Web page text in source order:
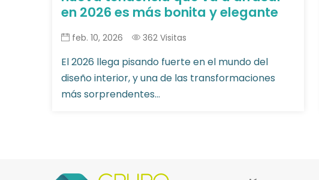
en 2026 es más bonita y elegante
feb. 10, 2026 362 Visitas
El 2026 llega pisando fuerte en el mundo del
diseño interior, y una de las transformaciones
más sorprendentes...